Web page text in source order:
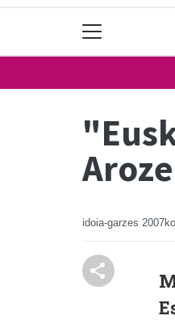
idoia-garzes